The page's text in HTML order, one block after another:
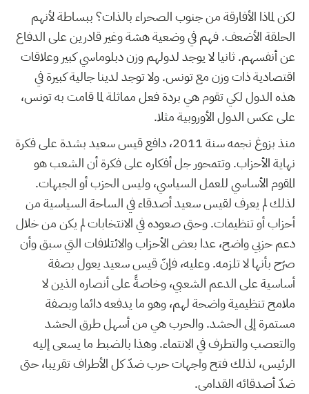
لكن لماذا الأفارقة من جنوب الصحراء بالذات؟ ببساطة لأنهم
الحلقة الأضعف. فهم في وضعية هشة وغير قادرين على الدفاع
عن أنفسهم. ثانيا لا يوجد لدولهم وزن دبلوماسي كبير وعلاقات
اقتصادية ذات وزن مع تونس. ولا توجد لدينا جالية كبيرة في
هذه الدول لكي تقوم هي بردة فعل مماثلة لما قامت به تونس،
على عكس الدول الأوروبية مثلا.
منذ بزوغ نجمه سنة 2011، دافع قيس سعيد بشدة على فكرة
نهاية الأحزاب. وتتمحور جل أفكاره على فكرة أن الشعب هو
المقوم الأساسي للعمل السياسي، وليس الحزب أو الجبهات.
لذلك لم يعرف لقيس سعيد أصدقاء في الساحة السياسية من
أحزاب أو تنظيمات. وحتى صعوده في الانتخابات لم يكن من خلال
دعم حزبي واضح، عدا بعض الأحزاب والائتلافات التي سبق وأن
صرّح بأنها لا تلزمه. وعليه، فإنّ قيس سعيد يعول بصفة
أساسية على الدعم الشعبي، وخاصةً على أنصاره الذين لا
ملامح تنظيمية واضحة لهم، وهو ما يدفعه دائما وبصفة
مستمرة إلى الحشد. والحرب هي من أسهل طرق الحشد
والتعصب والتطرف في الانتماء. وهذا بالضبط ما يسعى إليه
الرئيس، لذلك فتح واجهات حرب ضدّ كل الأطراف تقريبا، حتى
ضدّ أصدقائه القدامى.